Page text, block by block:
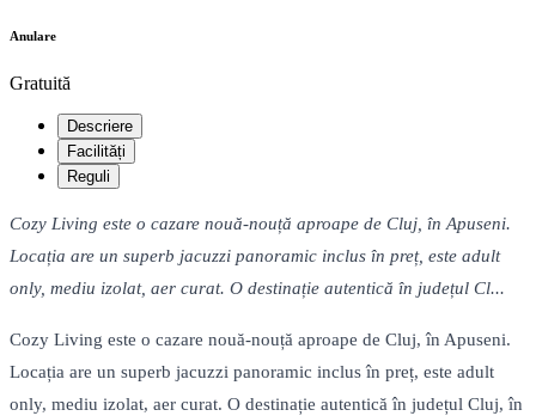
Anulare
Gratuită
Descriere
Facilități
Reguli
Cozy Living este o cazare nouă-nouță aproape de Cluj, în Apuseni.
Locația are un superb jacuzzi panoramic inclus în preț, este adult
only, mediu izolat, aer curat. O destinație autentică în județul Cl...
Cozy Living este o cazare nouă-nouță aproape de Cluj, în Apuseni.
Locația are un superb jacuzzi panoramic inclus în preț, este adult
only, mediu izolat, aer curat. O destinație autentică în județul Cluj, în